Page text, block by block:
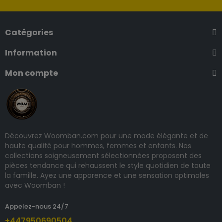
Catégories
Information
Mon compte
Découvrez Woomban.com pour une mode élégante et de
haute qualité pour hommes, femmes et enfants. Nos
collections soigneusement sélectionnées proposent des
pièces tendance qui rehaussent le style quotidien de toute
la famille. Ayez une apparence et une sensation optimales
avec Woomban !
Appelez-nous 24/7